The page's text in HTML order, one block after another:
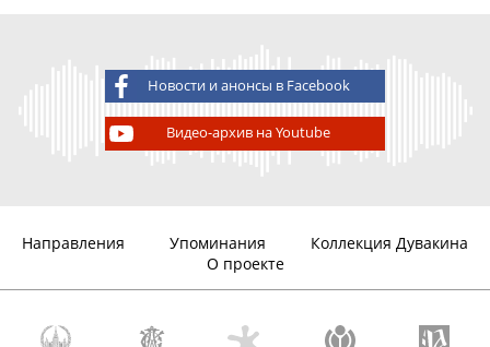
Новости и анонсы в Facebook
Видео-архив на Youtube
Направления Упоминания
Коллекция Дувакина
О проекте